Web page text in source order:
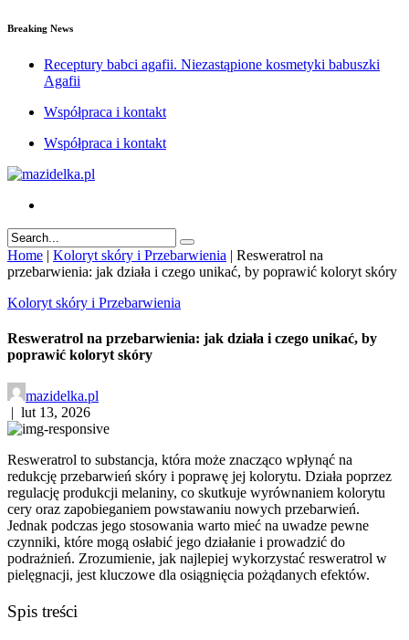
Breaking News
Receptury babci agafii. Niezastąpione kosmetyki babuszki
Agafii
Współpraca i kontakt
Współpraca i kontakt
Home | Koloryt skóry i Przebarwienia | Resweratrol na
przebarwienia: jak działa i czego unikać, by poprawić koloryt skóry
Koloryt skóry i Przebarwienia
Resweratrol na przebarwienia: jak działa i czego unikać, by
poprawić koloryt skóry
mazidelka.pl
lut 13, 2026
Resweratrol to substancja, która może znacząco wpłynąć na
redukcję przebarwień skóry i poprawę jej kolorytu. Działa poprzez
regulację produkcji melaniny, co skutkuje wyrównaniem kolorytu
cery oraz zapobieganiem powstawaniu nowych przebarwień.
Jednak podczas jego stosowania warto mieć na uwadze pewne
czynniki, które mogą osłabić jego działanie i prowadzić do
podrażnień. Zrozumienie, jak najlepiej wykorzystać resweratrol w
pielęgnacji, jest kluczowe dla osiągnięcia pożądanych efektów.
Spis treści